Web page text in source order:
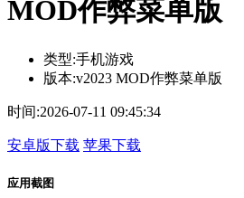
MOD作弊菜单版
类型:手机游戏
版本:v2023 MOD作弊菜单版
时间:2026-07-11 09:45:34
安卓版下载 苹果下载
应用截图